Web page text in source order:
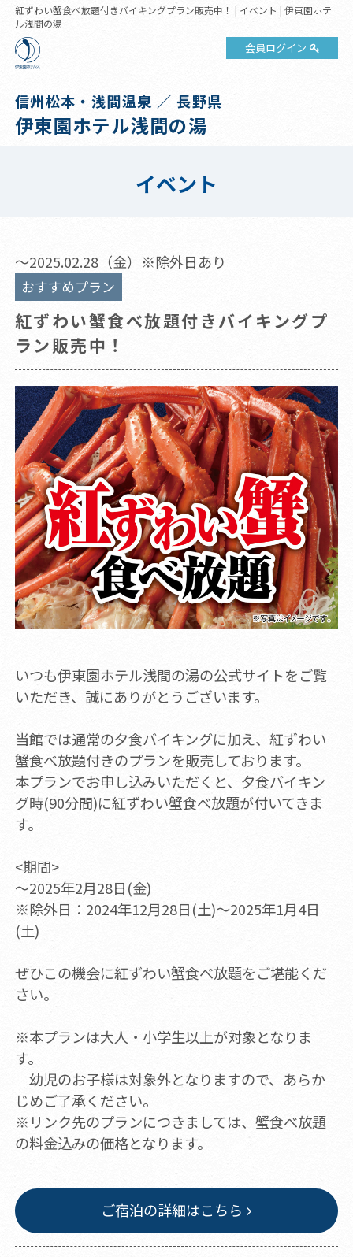
紅ずわい蟹食べ放題付きバイキングプラン販売中！ | イベント | 伊東園ホテ
ル浅間の湯
会員ログイン
信州松本・浅間温泉 ／ 長野県
伊東園ホテル浅間の湯
イベント
～2025.02.28（金）※除外日あり
おすすめプラン
紅ずわい蟹食べ放題付きバイキングプ
ラン販売中！
いつも伊東園ホテル浅間の湯の公式サイトをご覧
いただき、誠にありがとうございます。
当館では通常の夕食バイキングに加え、紅ずわい
蟹食べ放題付きのプランを販売しております。
本プランでお申し込みいただくと、夕食バイキン
グ時(90分間)に紅ずわい蟹食べ放題が付いてきま
す。
<期間>
～2025年2月28日(金)
※除外日：2024年12月28日(土)～2025年1月4日
(土)
ぜひこの機会に紅ずわい蟹食べ放題をご堪能くだ
さい。
※本プランは大人・小学生以上が対象となりま
す。
幼児のお子様は対象外となりますので、あらか
じめご了承ください。
※リンク先のプランにつきましては、蟹食べ放題
の料金込みの価格となります。
ご宿泊の詳細はこちら